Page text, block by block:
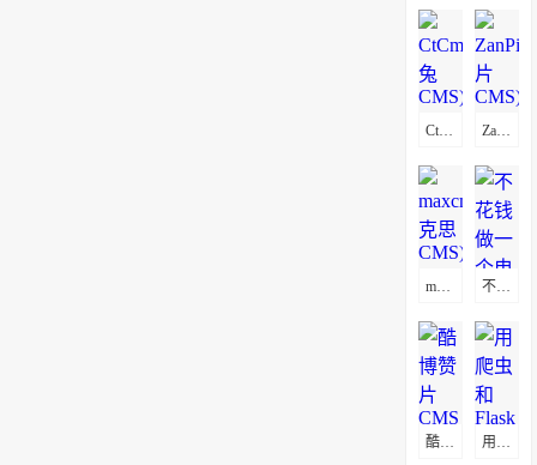
ZanPianCms(赞片CMS)通用采集教程(图文)
不花钱做一个电影网站方法